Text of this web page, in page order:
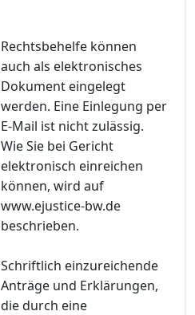
Rechtsbehelfe können
auch als elektronisches
Dokument eingelegt
werden. Eine Einlegung per
E-Mail ist nicht zulässig.
Wie Sie bei Gericht
elektronisch einreichen
können, wird auf
www.ejustice-bw.de
beschrieben.
Schriftlich einzureichende
Anträge und Erklärungen,
die durch eine